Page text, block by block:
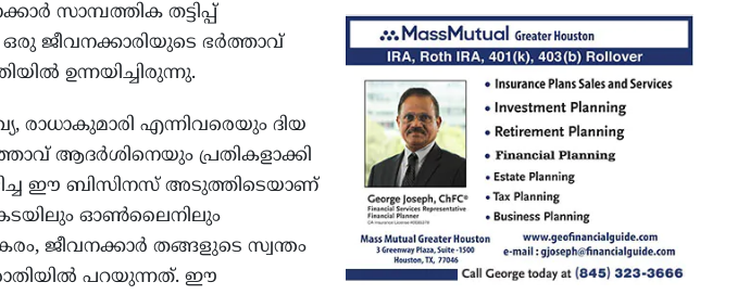
സാമ്പത്തിക തട്ടിപ്പ്
ഒരു ജീവനക്കാരിയുടെ ഭര്‍ത്താവ്
ഉന്നയിച്ചിരുന്നു.
രാധാകുമാരി എന്നിവരെയും ദിയ
ആദര്‍ശിനെയും പ്രതികളാക്കി
ഈ ബിസിനസ് അടുത്തിടെയാണ്
കടയിലും ഓണ്‍ലൈനിലും
ജീവനക്കാര്‍ തങ്ങളുടെ സ്വന്തം
പറയുന്നത്. ഈ